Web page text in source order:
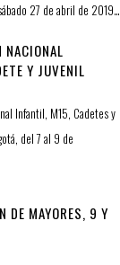
27 de abril de 2019…
NACIONAL
Y JUVENIL
Infantil, M15, Cadetes y
del 7 al 9 de
DE MAYORES, 9 Y